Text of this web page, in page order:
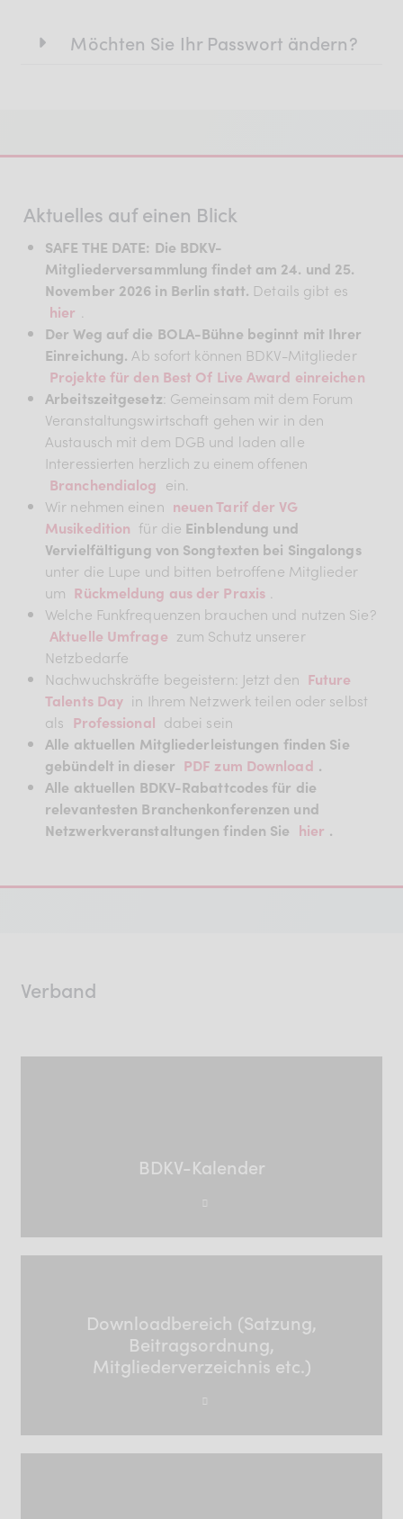
Möchten Sie Ihr Passwort ändern?
Aktuelles auf einen Blick
SAFE THE DATE: Die BDKV-
Mitgliederversammlung findet am 24. und 25.
November 2026 in Berlin statt. Details gibt es
hier
Der Weg auf die BOLA-Bühne beginnt mit Ihrer
Einreichung. Ab sofort können BDKV-Mitglieder
Projekte für den Best Of Live Award einreichen
Arbeitszeitgesetz: Gemeinsam mit dem Forum
Veranstaltungswirtschaft gehen wir in den
Austausch mit dem DGB und laden alle
Interessierten herzlich zu einem offenen
Branchendialog ein.
Wir nehmen einen neuen Tarif der VG
Musikedition für die Einblendung und
Vervielfältigung von Songtexten bei Singalongs
unter die Lupe und bitten betroffene Mitglieder
um Rückmeldung aus der Praxis
Welche Funkfrequenzen brauchen und nutzen Sie?
Aktuelle Umfrage zum Schutz unserer
Netzbedarfe
Nachwuchskräfte begeistern: Jetzt den Future
Talents Day in Ihrem Netzwerk teilen oder selbst
als Professional dabei sein
Alle aktuellen Mitgliederleistungen finden Sie
gebündelt in dieser PDF zum Download .
Alle aktuellen BDKV-Rabattcodes für die
relevantesten Branchenkonferenzen und
Netzwerkveranstaltungen finden Sie hier .
Verband
BDKV-Kalender
Downloadbereich (Satzung,
Beitragsordnung,
Mitgliederverzeichnis etc.)